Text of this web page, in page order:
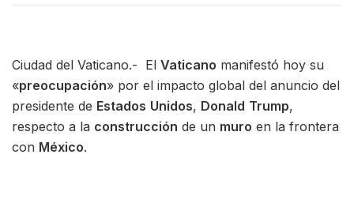
Ciudad del Vaticano.- El Vaticano manifestó hoy su
«preocupación» por el impacto global del anuncio del
presidente de Estados Unidos, Donald Trump,
respecto a la construcción de un muro en la frontera
con México.